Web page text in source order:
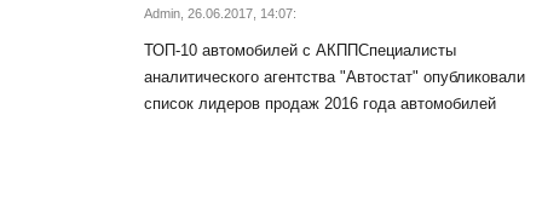
Admin 26.06.2017, 14:07:
ТОП-10 автомобилей с АКППСпециалисты
аналитического агентства "Автостат" опубликовали
список лидеров продаж 2016 года автомобилей